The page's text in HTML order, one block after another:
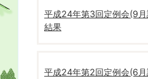
平成24年第3回定例会(9
結果
平成24年第2回定例会(6